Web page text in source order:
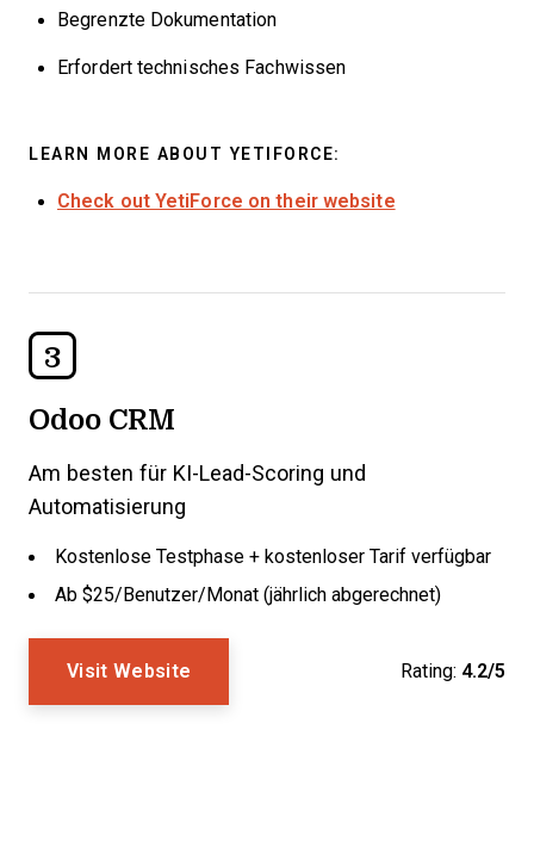
Begrenzte Dokumentation
Erfordert technisches Fachwissen
LEARN MORE ABOUT YETIFORCE:
Check out YetiForce on their website
3
Odoo CRM
Am besten für KI-Lead-Scoring und
Automatisierung
Kostenlose Testphase + kostenloser Tarif verfügbar
Ab $25/Benutzer/Monat (jährlich abgerechnet)
Visit Website Rating: 4.2/5